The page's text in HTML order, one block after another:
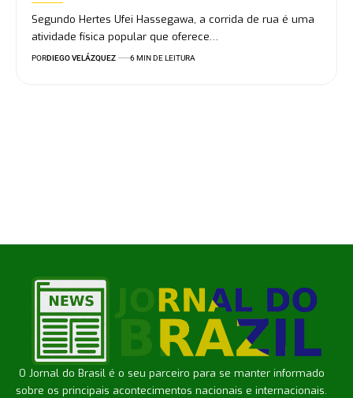
Segundo Hertes Ufei Hassegawa, a corrida de rua é uma
atividade física popular que oferece…
PORDIEGO VELÁZQUEZ 6 MIN DE LEITURA
O Jornal do Brasil é o seu parceiro para se manter informado
sobre os principais acontecimentos nacionais e internacionais.